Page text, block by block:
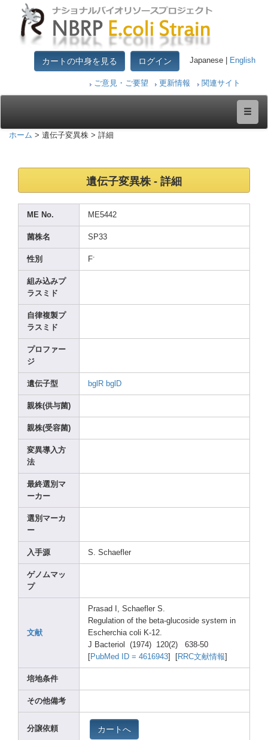
カートの中身を見る ログイン Japanese | English
ご意見・ご要望 更新情報 関連サイト
ホーム > 遺伝子変異株 > 詳細
遺伝子変異株 - 詳細
ME No. ME5442
菌株名 SP33
性別 F-
組み込みプ
ラスミド
自律複製プ
ラスミド
プロファー
ジ
遺伝子型 bglR bglD
親株(供与菌)
親株(受容菌)
変異導入方
法
最終選別マ
ーカー
選別マーカ
ー
入手源 S. Schaefler
ゲノムマッ
プ
文献
Prasad I, Schaefler S.
Regul ation of the beta-glucoside system in
Escherchiacoli K-12.
J Bacteriol (1974) 120(2) 638-50
PubMed ID = 4616943 RRC文献情報
培地条件
その他備考
分譲依頼 カートへ